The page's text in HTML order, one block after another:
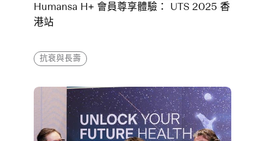
Humansa H+ 會員尊享體驗： UTS 2025 香
港站
抗衰與長壽